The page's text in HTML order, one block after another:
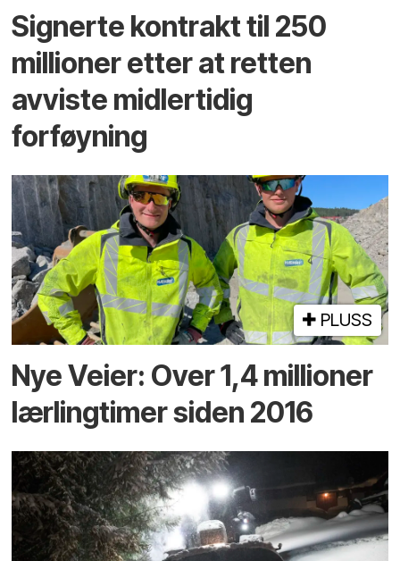
Signerte kontrakt til 250
millioner etter at retten
avviste midlertidig
forføyning
PLUSS
Nye Veier: Over 1,4 millioner
lærlingtimer siden 2016